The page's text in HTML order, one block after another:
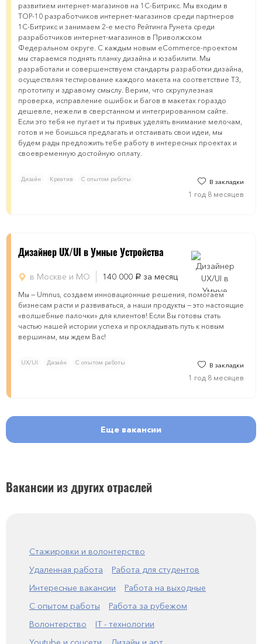
развитием интернет-магазинов на 1С-Битрикс. Мы входим в
TOP-10 разработчиков интернет-магазинов среди партнеров
1C-Битрикс и занимаем 2-е место Рейтинга Рунета среди
разработчиков интернет-магазинов в Приволжском
Федеральном округе. С каждым новым eCommerce-проектом
мы стараемся поднять планку дизайна и юзабилити. Мы
разработали и совершенствуем стандарты разработки дизайна,
осуществляя тестирование каждого макета на соответствие ТЗ,
прототипу и здравому смыслу. Верим, что скрупулезная
проверка, исправление ошибок и багов в макетах гораздо
дешевле, нежели в сверстанном и интегрированном сайте.
Если это тебя не пугает и ты привык уделять внимание мелочам,
готов и не боишься предлагать и отстаивать свои идеи, мы
будем рады предложить тебе работу в интересных проектах и
своевременную достойную оплату.
Дизайн Креатив С опытом работы В закладки
1 год 8 месяцев
Дизайнер UX/UI в Умные Устройства
в Москве и МО 140 000 руб. за месяц
Мы — Umnus, создаем инновационные решения, помогаем
бизнесам расти и развиваться, а наши продукты — это настоящие
«волшебные палочки» для клиентов! Если Вы готовы стать
частью нашей истории успеха и прокладывать путь к новым
вершинам, мы ждем Вас!
UX/UI Дизайн С опытом работы В закладки
1 год 8 месяцев
Еще вакансии
Вакансии из других отраслей
Стажировки и волонтерство
Удаленная работа
Работа для студентов
Интересные вакансии
Работа на выходные
С опытом работы
Работа за рубежом
Волонтерство
IT - технологии